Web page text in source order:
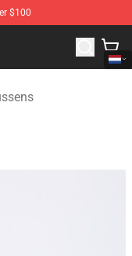
$100
Store